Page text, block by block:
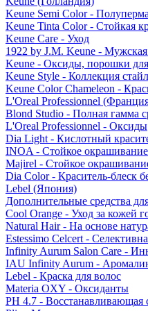
Keune Semi Color -
Keune Tinta Color - Стойкая
Keune Care - Уход
1922 by J.M. Keune -
Keune - Оксиды, порошки для
Keune Style - Коллекция
Keune Color Chameleon -
L'Oreal Professionnel
Blond Studio - Полная гамма
L'Oreal Professionnel - Оксиды
Dia Light - Кислотный
INOA - Стойкое
Majirel - Стойкое
Dia Color - Краситель-блеск
Lebel (Япония)
Дополнительные средства
Cool Orange - Уход за кожей
Natural Hair - На основе
Estessimo Celcert -
Infinity Aurum Salon Care -
IAU Infinity Aurum -
Lebel - Краска для волос
Materia OXY - Оксиданты
PH 4.7 - Восстанавливающая